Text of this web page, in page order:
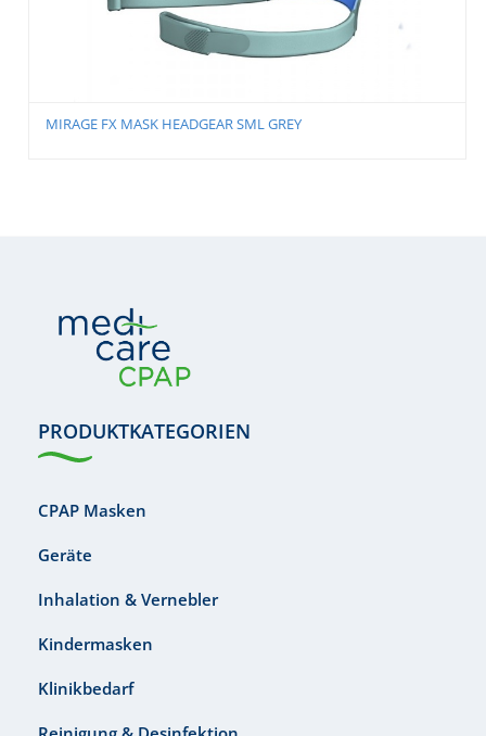
MIRAGE FX MASK FRAME
PRODUKTKATEGORIEN
CPAP Masken
Geräte
Inhalation & Vernebler
Kindermasken
Klinikbedarf